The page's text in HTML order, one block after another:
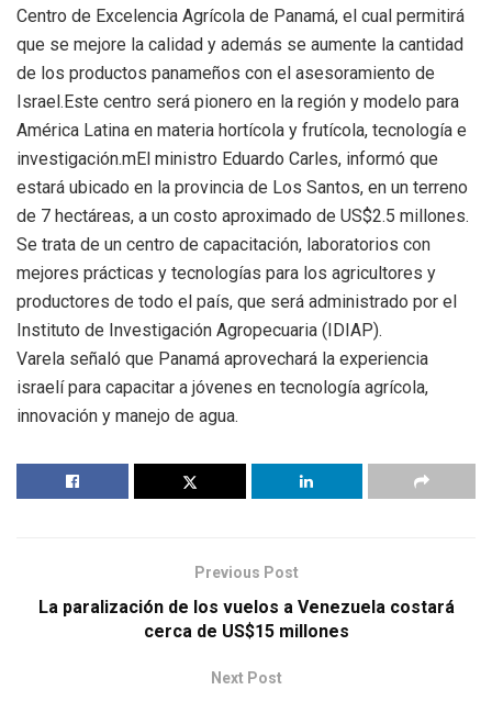
Centro de Excelencia Agrícola de Panamá, el cual permitirá
que se mejore la calidad y además se aumente la cantidad
de los productos panameños con el asesoramiento de
Israel.Este centro será pionero en la región y modelo para
América Latina en materia hortícola y frutícola, tecnología e
investigación.mEl ministro Eduardo Carles, informó que
estará ubicado en la provincia de Los Santos, en un terreno
de 7 hectáreas, a un costo aproximado de US$2.5 millones.
Se trata de un centro de capacitación, laboratorios con
mejores prácticas y tecnologías para los agricultores y
productores de todo el país, que será administrado por el
Instituto de Investigación Agropecuaria (IDIAP).
Varela señaló que Panamá aprovechará la experiencia
israelí para capacitar a jóvenes en tecnología agrícola,
innovación y manejo de agua.
Previous Post
La paralización de los vuelos a Venezuela costará
cerca de US$15 millones
Next Post